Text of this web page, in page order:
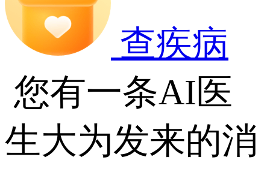
查疾病
您有一条AI医
生大为发来的消